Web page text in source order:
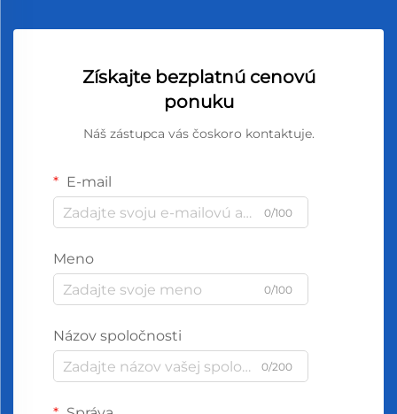
Získajte bezplatnú cenovú
ponuku
Náš zástupca vás čoskoro kontaktuje.
E-mail
0/100
Meno
0/100
Názov spoločnosti
0/200